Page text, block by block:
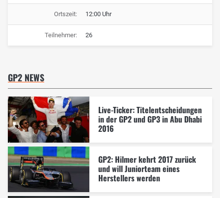
Ortszeit: 12:00 Uhr
Teilnehmer: 26
GP2 NEWS
Live-Ticker: Titelentscheidungen
in der GP2 und GP3 in Abu Dhabi
2016
GP2: Hilmer kehrt 2017 zurück
und will Juniorteam eines
Herstellers werden